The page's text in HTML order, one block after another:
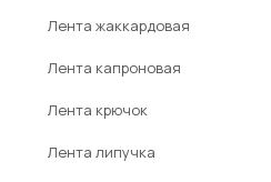
Лента жаккардовая
Лента капроновая
Лента крючок
Лента липучка